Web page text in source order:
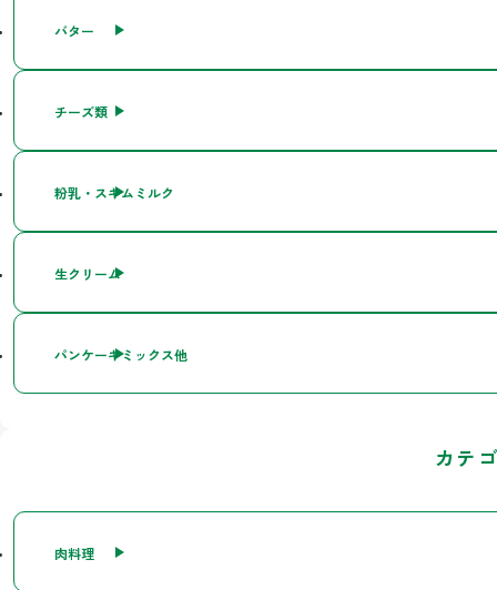
バター
チーズ類
粉乳・スキムミルク
生クリーム
パンケーキミックス他
カテ
肉料理